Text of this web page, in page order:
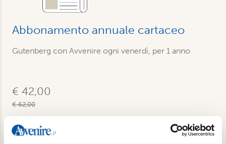
Abbonamento annuale cartaceo
Gutenberg con Avvenire ogni venerdì, per 1 anno
€ 42,00
€ 62,00
Acquista